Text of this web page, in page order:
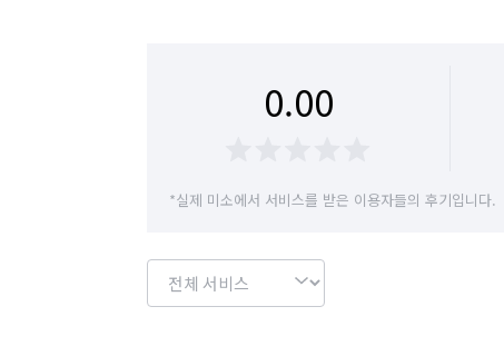
0.00
*실제 미소에서 서비스를 받은 이용자들의 후기입니다.